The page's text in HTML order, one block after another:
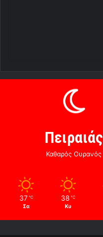
Πειραιάς
Καθαρός Ουρανός
37 ℃
Σα
38 ℃
Κυ